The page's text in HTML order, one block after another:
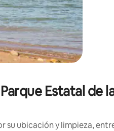
Estatal de
su ubicación y limpieza,